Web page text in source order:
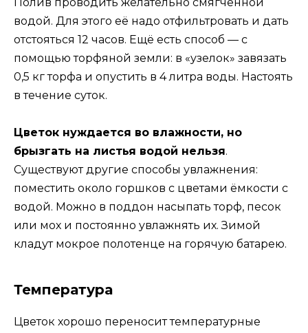
водой. Для этого её надо отфильтровать и дать
отстояться 12 часов. Ещё есть способ — с
помощью торфяной земли: в «узелок» завязать
0,5 кг торфа и опустить в 4 литра воды. Настоять
в течение суток.
Цветок нуждается во влажности, но
брызгать на листья водой нельзя.
Существуют другие способы увлажнения:
поместить около горшков с цветами ёмкости с
водой. Можно в поддон насыпать торф, песок
или мох и постоянно увлажнять их. Зимой
кладут мокрое полотенце на горячую батарею.
Температура
Цветок хорошо переносит температурные